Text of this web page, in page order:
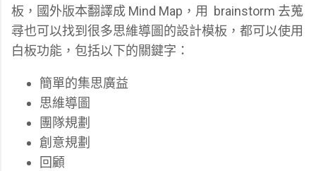
板，國外版本翻譯成 Mind Map，用 brainstorm 去蒐
尋也可以找到很多思維導圖的設計模板，都可以使用
白板功能，包括以下的關鍵字：
簡單的集思廣益
思維導圖
團隊規劃
創意規劃
回顧